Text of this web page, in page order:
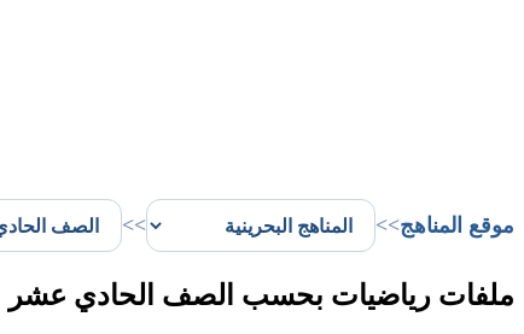
موقع المناهج>>
>>
ملفات رياضيات بحسب الصف الحادي عشر